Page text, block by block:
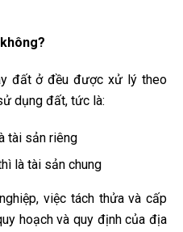
đất ở đều được xử lý theo
dụng đất, tức là:
tài sản riêng
là tài sản chung
việc tách thửa và cấp
hoạch và quy định của địa